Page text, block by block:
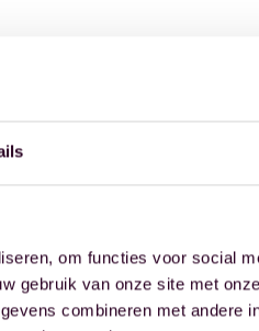
om functies voor social
gebruik van onze site met
combineren met andere